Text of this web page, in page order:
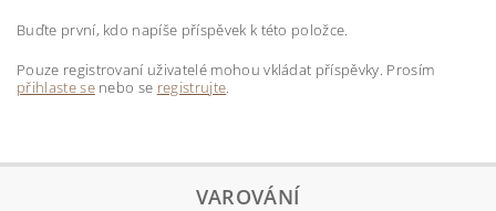
Buďte první, kdo napíše příspěvek k této položce.
Pouze registrovaní uživatelé mohou vkládat příspěvky. Prosím
přihlaste senebo se registrujte.
VAROVÁNÍ